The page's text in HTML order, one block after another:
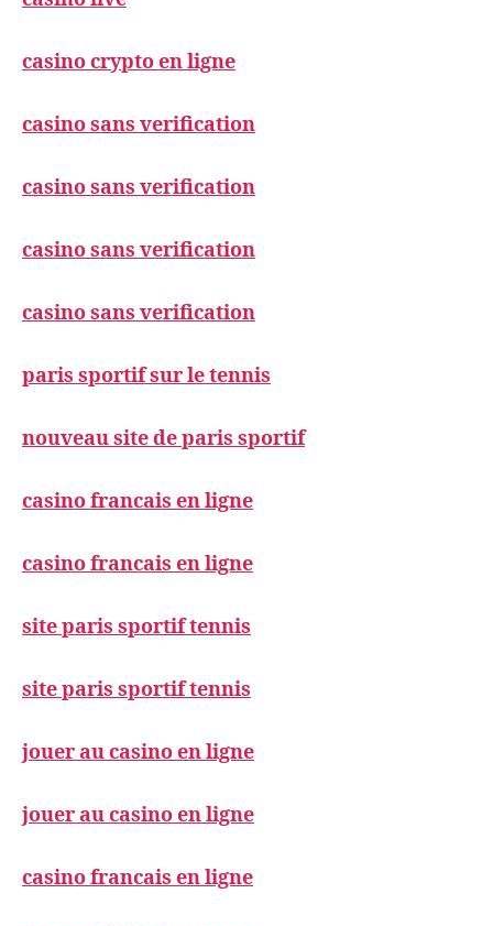
casino crypto en ligne
casino sans verification
casino sans verification
casino sans verification
casino sans verification
paris sportif sur le tennis
nouveau site de paris sportif
casino francais en ligne
casino francais en ligne
site paris sportif tennis
site paris sportif tennis
jouer au casino en ligne
jouer au casino en ligne
casino francais en ligne